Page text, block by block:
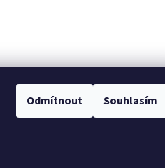
Odmítnout Souhlasím